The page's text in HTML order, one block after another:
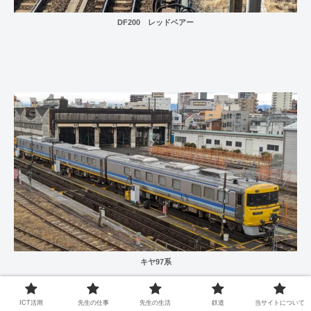
DF200 レッドベアー
キヤ97系
ICT活用 先生の仕事 先生の生活 鉄道 当サイトについて